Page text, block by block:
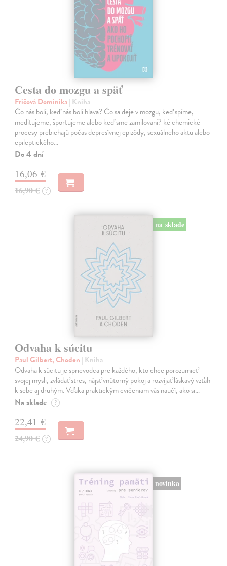
Cesta do mozgu a späť
Fričová Dominika| Kniha
Čo nás bolí, keď nás bolí hlava? Čo sa deje v mozgu, keď spíme,
meditujeme, športujeme alebo keď sme zamilovaní? ké chemické
procesy prebiehajú počas depresívnej epizódy, sexuálneho aktu alebo
epileptického…
Do 4 dní
16,06 €
16,90 € ?
na sklade
Odvaha k súcitu
Paul Gilbert, Choden | Kniha
Odvaha k súcitu je sprievodca pre každého, kto chce porozumieť
svojej mysli, zvládať stres, nájsť vnútorný pokoj a rozvíjať láskavý vzťah
k sebe aj druhým. Vďaka praktickým cvičeniam vás naučí, ako si…
Na sklade ?
22,41 €
24,90 € ?
novinka